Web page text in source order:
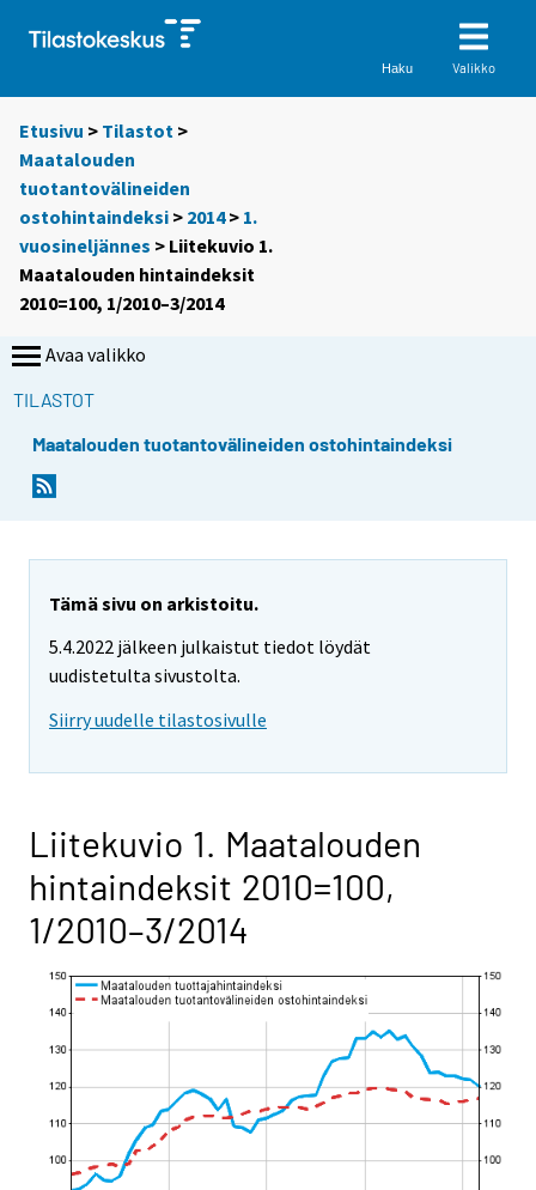
Haku Valikko
Etusivu > Tilastot >
Maatalouden
tuotantovälineiden
ostohintaindeksi > 2014> 1.
vuosineljännes > Liitekuvio 1.
Maatalouden hintaindeksit
2010=100, 1/2010–3/2014
Avaa valikko
TILASTOT
Maatalouden tuotantovälineiden ostohintaindeksi
Tämä sivu on arkistoitu.
5.4.2022 jälkeen julkaistut tiedot löydät
uudistetulta sivustolta.
Siirry uudelle tilastosivulle
Liitekuvio 1. Maatalouden
hintaindeksit 2010=100,
1/2010–3/2014